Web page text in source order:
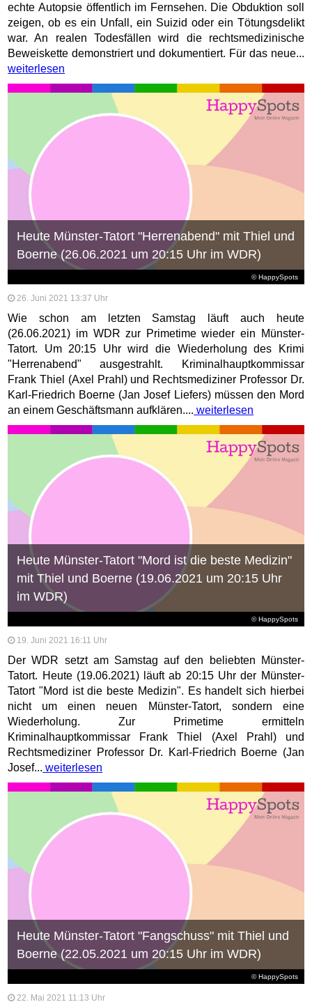
echte Autopsie öffentlich im Fernsehen. Die Obduktion soll
zeigen, ob es ein Unfall, ein Suizid oder ein Tötungsdelikt
war. An realen Todesfällen wird die rechtsmedizinische
Beweiskette demonstriert und dokumentiert. Für das neue...
weiterlesen
© HappySpots
Heute Münster-Tatort "Herrenabend" mit Thiel und
Boerne (26.06.2021 um 20:15 Uhr im WDR)
26. Juni 2021 13:37 Uhr
Wie schon am letzten Samstag läuft auch heute
(26.06.2021) im WDR zur Primetime wieder ein Münster-
Tatort. Um 20:15 Uhr wird die Wiederholung des Krimi
"Herrenabend" ausgestrahlt. Kriminalhauptkommissar
Frank Thiel (Axel Prahl) und Rechtsmediziner Professor Dr.
Karl-Friedrich Boerne (Jan Josef Liefers) müssen den Mord
an einem Geschäftsmann aufklären.... weiterlesen
© HappySpots
Heute Münster-Tatort "Mord ist die beste Medizin"
mit Thiel und Boerne (19.06.2021 um 20:15 Uhr
im WDR)
19. Juni 2021 16:11 Uhr
Der WDR setzt am Samstag auf den beliebten Münster-
Tatort. Heute (19.06.2021) läuft ab 20:15 Uhr der Münster-
Tatort "Mord ist die beste Medizin". Es handelt sich hierbei
nicht um einen neuen Münster-Tatort, sondern eine
Wiederholung. Zur Primetime ermitteln
Kriminalhauptkommissar Frank Thiel (Axel Prahl) und
Rechtsmediziner Professor Dr. Karl-Friedrich Boerne (Jan
Josef... weiterlesen
© HappySpots
Heute Münster-Tatort "Fangschuss" mit Thiel und
Boerne (22.05.2021 um 20:15 Uhr im WDR)
22. Mai 2021 11:13 Uhr